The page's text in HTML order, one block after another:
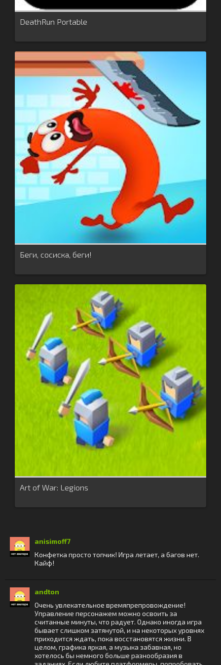
DeathRun Portable
Беги, сосиска, беги!
Art of War: Legions
anisimoff7
Конфетка просто топчик! Игра летает, а багов нет.
Кайф!
andton
Очень увлекательное времяпрепровождение!
Управление персонажем можно освоить за
считанные минуты, что радует. Однако иногда игра
бывает слишком затянутой, и на некоторых уровнях
приходится ждать, пока восстановятся жизни. В
целом, графика яркая, а музыка забавная, но
хотелось бы немного больше разнообразия в